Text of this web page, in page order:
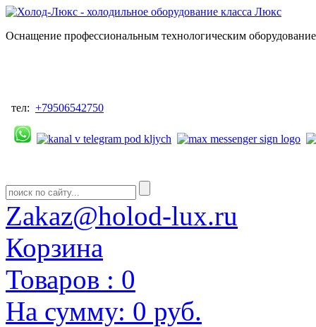
Оснащение профессиональным технологическим
тел: +79506542750
Zakaz@holod-lux.ru
Корзина
Товаров : 0
На сумму: 0 руб.